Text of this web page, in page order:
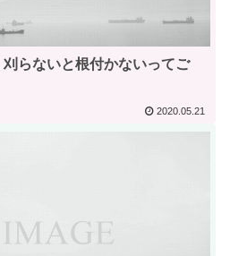
らないと根付かないってご
2020.05.21